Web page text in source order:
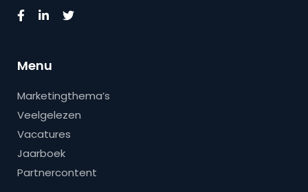
Menu
Marketingthema’s
Veelgelezen
Vacatures
Jaarboek
Partnercontent